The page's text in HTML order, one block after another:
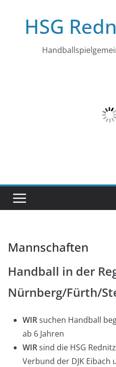
springenHSG
Mannschaften
Handball in der
Nürnberg/Fürth/
WIRsuchen Handball
ab 6 Jahren
WIRsind die HSG
Verbund der DJK Eibach